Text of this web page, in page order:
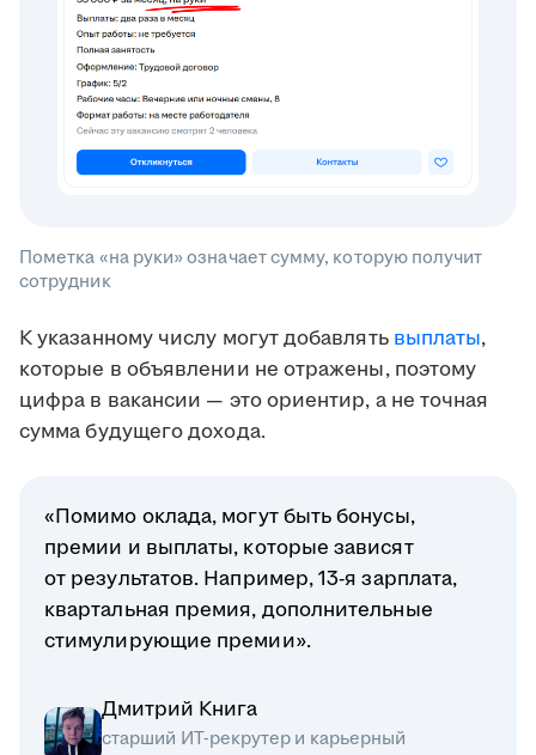
Пометка «на руки» означает сумму, которую получит
сотрудник
К указанному числу могут добавлять выплаты,
которые в объявлении не отражены, поэтому
цифра в вакансии — это ориентир, а не точная
сумма будущего дохода.
«Помимо оклада, могут быть бонусы,
премии и выплаты, которые зависят
от результатов. Например, 13-я зарплата,
квартальная премия, дополнительные
стимулирующие премии».
Дмитрий Книга
старший ИТ-рекрутер и карьерный